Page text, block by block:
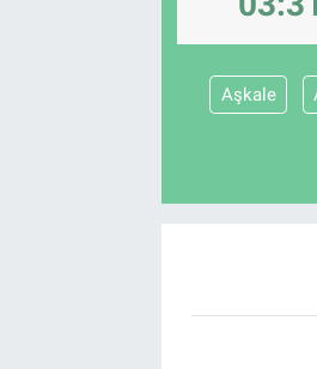
Aşkale
TEKNOLOJİ